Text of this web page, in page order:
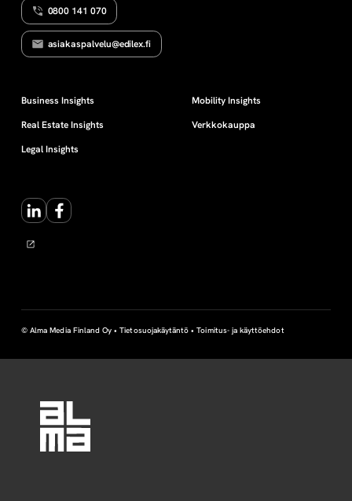
u
t
a
-
a
l
e
n
u
S
0800 141 070
asiakaspalvelu@edilex.fi
Business Insights
Real Estate Insights
Legal Insights
Mobility Insights
Verkkokauppa
LinkedInFacebook
© Alma Media Finland Oy •Tietosuojakäytäntö •Toimitus- ja käyttöehdot